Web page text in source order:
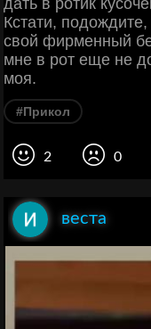
дать в ротик
Кстати,
свой фирменный
мне в рот еще не
моя.
#Прикол
2 0
веста